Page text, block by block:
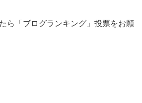
ら「ブログランキング」投票をお願